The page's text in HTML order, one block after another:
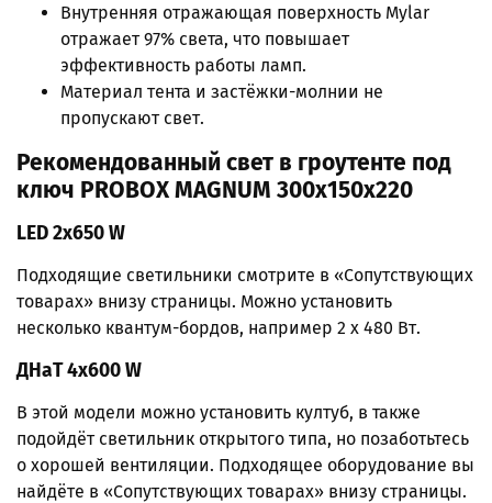
Внутренняя отражающая поверхность Mylar
отражает 97% света, что повышает
эффективность работы ламп.
Материал тента и застёжки-молнии не
пропускают свет.
Рекомендованный свет в гроутенте под
ключ PROBOX MAGNUM 300х150x220
LED2х650W
Подходящие светильники смотрите в «Сопутствующих
товарах» внизу страницы. Можно установить
несколько квантум-бордов, например 2 x 480 Вт.
ДНаТ 4х600W
В этой модели можно установить култуб, в также
подойдёт светильник открытого типа, но позаботьтесь
о хорошей вентиляции. Подходящее оборудование вы
найдёте в «Сопутствующих товарах» внизу страницы.